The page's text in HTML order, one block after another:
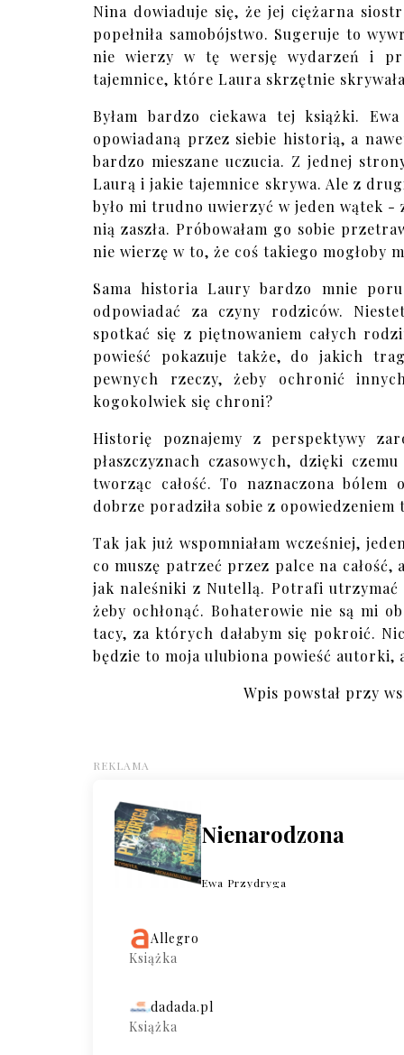
Nina dowiaduje się, że jej ciężarna
popełniła samobójstwo. Sugeruje to
nie wierzy w tę wersję wydarzeń i
tajemnice, które Laura skrzętnie
Byłam bardzo ciekawa tej książki.
opowiadaną przez siebie historią, a
bardzo mieszane uczucia. Z jednej
Laurą i jakie tajemnice skrywa. Ale z
było mi trudno uwierzyć w jeden wątek -
nią zaszła. Próbowałam go sobie
nie wierzę w to, że coś takiego mogłoby
Sama historia Laury bardzo mnie
odpowiadać za czyny rodziców.
spotkać się z piętnowaniem całych
powieść pokazuje także, do jakich
pewnych rzeczy, żeby ochronić
kogokolwiek się chroni?
Historię poznajemy z perspektywy
płaszczyznach czasowych, dzięki
tworząc całość. To naznaczona
dobrze poradziła sobie z
Tak jak już wspomniałam wcześniej,
co muszę patrzeć przez palce na całość,
jak naleśniki z Nutellą. Potrafi utrzymać
żeby ochłonąć. Bohaterowie nie są mi
tacy, za których dałabym się pokroić.
będzie to moja ulubiona powieść autorki,
Wpis powstał przy